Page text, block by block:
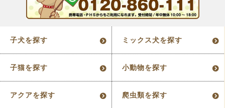
子犬を探す ミックス犬を探す
子猫を探す 小動物を探す
アクアを探す 爬虫類を探す